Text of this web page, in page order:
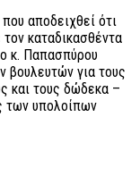
αποδειχθεί ότι
καταδικασθέντα
κ. Παπασπύρου
βουλευτών για τους
και τους δώδεκα –
των υπολοίπων